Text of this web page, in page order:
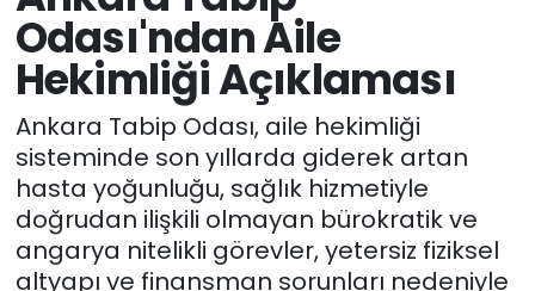
Odası'ndan Aile
Hekimliği Açıklaması
Ankara Tabip Odası, aile hekimliği
sisteminde son yıllarda giderek artan
hasta yoğunluğu, sağlık hizmetiyle
doğrudan ilişkili olmayan bürokratik ve
angarya nitelikli görevler, yetersiz fiziksel
altyapı ve finansman sorunları nedeniyle
Tüm Manşetler
Son Dakika Haberleri
Haber Arşivi